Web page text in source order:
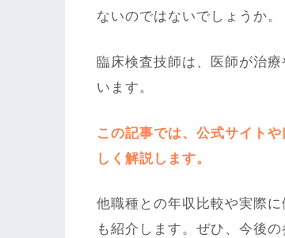
ないのではないでしょうか。
臨床検査技師は、医師が治
います。
この記事では、公式サイト
しく解説します。
他職種との年収比較や実際
も紹介します。ぜひ、今後の